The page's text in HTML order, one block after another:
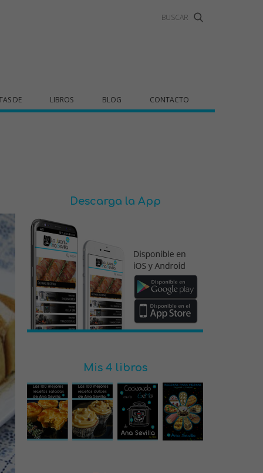
DE LIBROS BLOG CONTACTO
Descarga la App
Mis 4 libros